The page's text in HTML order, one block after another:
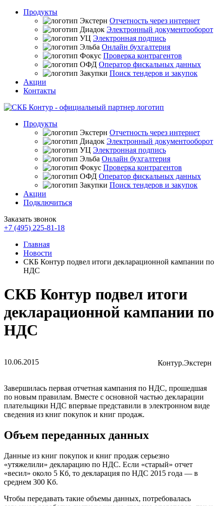
Продукты
Отчетность через интернет
Электронный документооборот
Электронная подпись
Онлайн бухгалтерия
Проверка контрагентов
Оператор фискальных данных
Поиск тендеров и закупок
Акции
Контакты
Продукты
Отчетность через интернет
Электронный документооборот
Электронная подпись
Онлайн бухгалтерия
Проверка контрагентов
Оператор фискальных данных
Поиск тендеров и закупок
Акции
Подключиться
Заказать звонок
+7 (495) 225-81-18
Главная
Новости
СКБ Контур подвел итоги декларационной кампании по
НДС
СКБ Контур подвел итоги
декларационной кампании по
НДС
10.06.2015 Контур.Экстерн
Завершилась первая отчетная кампания по НДС, прошедшая
по новым правилам. Вместе с основной частью декларации
плательщики НДС впервые представили в электронном виде
сведения из книг покупок и книг продаж.
Объем переданных данных
Данные из книг покупок и книг продаж серьезно
«утяжелили» декларацию по НДС. Если «старый» отчет
«весил» около 5 Кб, то декларация по НДС 2015 года — в
среднем 300 Кб.
Чтобы передавать такие объемы данных, потребовалась